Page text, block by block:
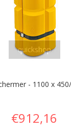
quickshop
- 1100 x
€912,16